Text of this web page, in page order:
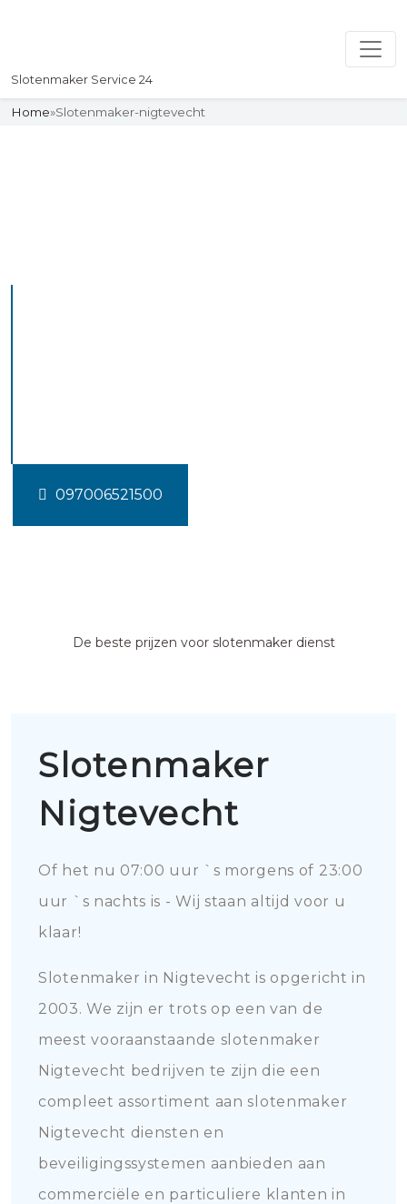
Slotenmaker Service 24
Home»Slotenmaker-nigtevecht
097006521500
De beste prijzen voor slotenmaker dienst
Slotenmaker
Nigtevecht
Of het nu 07:00 uur `s morgens of 23:00
uur `s nachts is - Wij staan altijd voor u
klaar!
Slotenmaker in Nigtevecht is opgericht in
2003. We zijn er trots op een van de
meest vooraanstaande slotenmaker
Nigtevecht bedrijven te zijn die een
compleet assortiment aan slotenmaker
Nigtevecht diensten en
beveiligingssystemen aanbieden aan
commerciële en particuliere klanten in